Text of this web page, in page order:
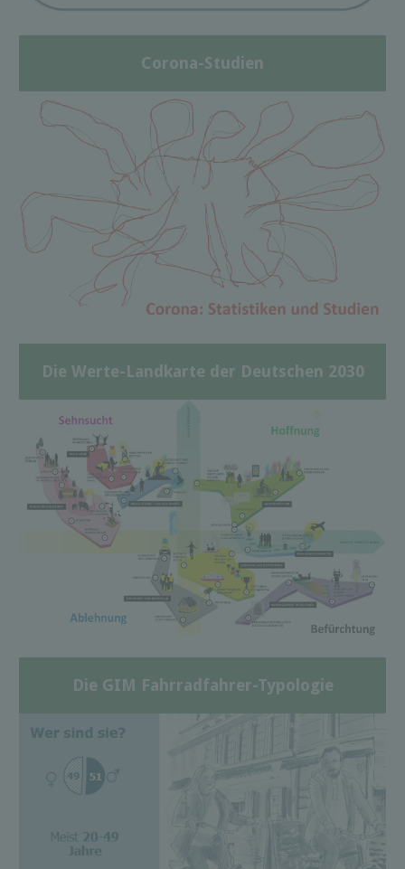
Corona-Studien
Die Werte-Landkarte der Deutschen 2030
Die GIM Fahrradfahrer-Typologie